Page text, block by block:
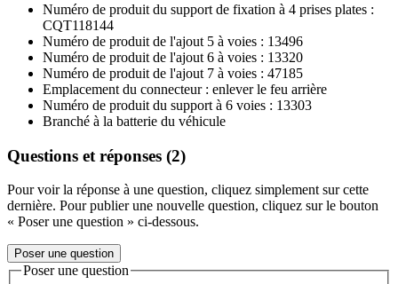
Numéro de produit du support de fixation à 4 prises plates :
CQT118144
Numéro de produit de l'ajout 5 à voies : 13496
Numéro de produit de l'ajout 6 à voies : 13320
Numéro de produit de l'ajout 7 à voies : 47185
Emplacement du connecteur : enlever le feu arrière
Numéro de produit du support à 6 voies : 13303
Branché à la batterie du véhicule
Questions et réponses (2)
Pour voir la réponse à une question, cliquez simplement sur cette
dernière. Pour publier une nouvelle question, cliquez sur le bouton
« Poser une question » ci-dessous.
Poser une question
Poser une question